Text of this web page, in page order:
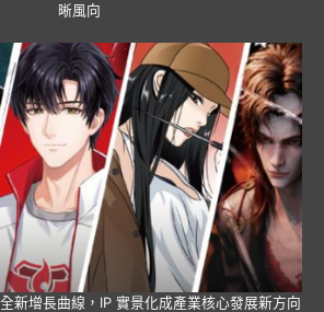
晰風向
新增長曲線，IP 實景化成產業核心發展新方向